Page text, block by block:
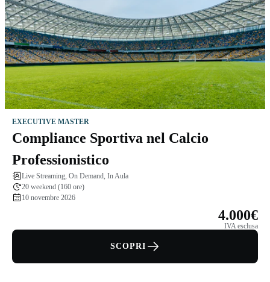
EXECUTIVE MASTER
Compliance Sportiva nel Calcio
Professionistico
Live Streaming, On Demand, In Aula
20 weekend (160 ore)
10 novembre 2026
4.000€
IVA esclusa
SCOPRI